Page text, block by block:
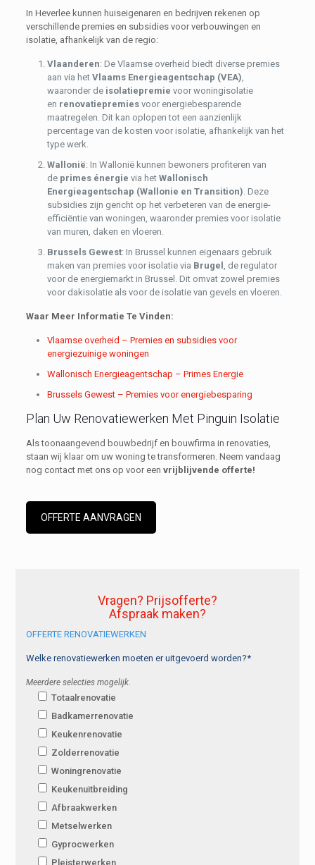
In Heverlee kunnen huiseigenaren en bedrijven rekenen op
verschillende premies en subsidies voor verbouwingen en
isolatie, afhankelijk van de regio:
Vlaanderen: De Vlaamse overheid biedt diverse premies
aan via het Vlaams Energieagentschap (VEA),
waaronder de isolatiepremie voor woningisolatie
en renovatiepremiesvoor energiebesparende
maatregelen. Dit kan oplopen tot een aanzienlijk
percentage van de kosten voor isolatie, afhankelijk van het
type werk.
Wallonië: In Wallonië kunnen bewoners profiteren van
de primes énergie via het Wallonisch
Energieagentschap (Wallonie en Transition). Deze
subsidies zijn gericht op het verbeteren van de energie-
efficiëntie van woningen, waaronder premies voor isolatie
van muren, daken en vloeren.
Brussels Gewest: In Brussel kunnen eigenaars gebruik
maken van premies voor isolatie via Brugel , de regulator
voor de energiemarkt in Brussel. Dit omvat zowel premies
voor dakisolatie als voor de isolatie van gevels en vloeren.
Waar Meer Informatie Te Vinden:
Vlaamse overheid – Premies en subsidies voor
energiezuinige woningen
Wallonisch Energieagentschap – Primes Energie
Brussels Gewest – Premies voor energiebesparing
Plan Uw Renovatiewerken Met Pinguin Isolatie
Als toonaangevend bouwbedrijf en bouwfirma in renovaties,
staan wij klaar om uw woning te transformeren. Neem vandaag
nog contact met ons op voor een vrijblijvende offerte!
OFFERTE AANVRAGEN
Vragen? Prijsofferte?
Afspraak maken?
OFFERTE RENOVATIEWERKEN
Welke renovatiewerken moeten er uitgevoerd worden?*
Meerdere selecties mogelijk.
Totaalrenovatie
Badkamerrenovatie
Keukenrenovatie
Zolderrenovatie
Woningrenovatie
Keukenuitbreiding
Afbraakwerken
Metselwerken
Gyprocwerken
Pleisterwerken